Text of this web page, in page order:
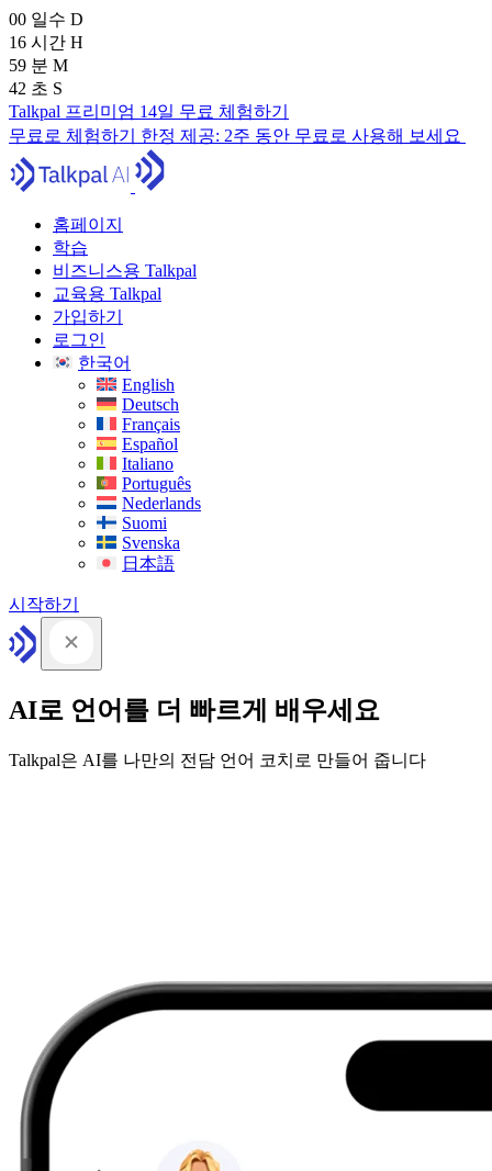
00 일수 D
16 시간 H
59 분 M
40 초 S
Talkpal 프리미엄 14일 무료 체험하기
무료로 체험하기 한정 제공: 2주 동안 무료로 사용해 보세요
홈페이지
학습
비즈니스용 Talkpal
교육용 Talkpal
가입하기
로그인
한국어
English
Deutsch
Français
Español
Italiano
Português
Nederlands
Suomi
Svenska
日本語
시작하기
AI로 언어를 더 빠르게 배우세요
Talkpal은 AI를 나만의 전담 언어 코치로 만들어 줍니다